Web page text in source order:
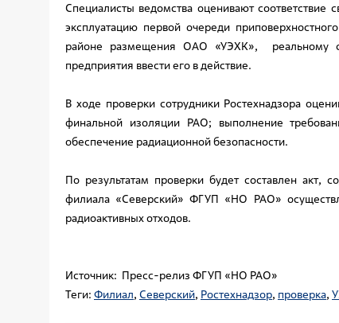
Специалисты ведомства оценивают
эксплуатацию первой очереди
районе размещения ОАО «УЭХК», реальному
предприятия ввести его в действие.
В ходе проверки сотрудники Ростехнадзора
финальной изоляции РАО; выполнение
обеспечение радиационной безопасности.
По результатам проверки будет составлен акт,
филиала «Северский» ФГУП «НО РАО»
радиоактивных отходов.
Источник: Пресс-релиз ФГУП «НО РАО»
Теги: Филиал, Северский, Ростехнадзор, проверка,